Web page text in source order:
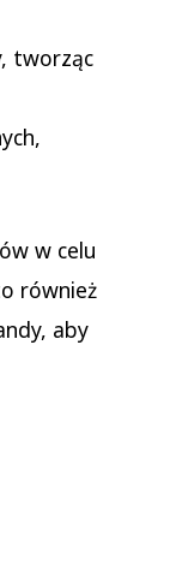
tworząc
w celu
również
aby